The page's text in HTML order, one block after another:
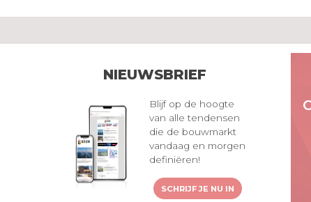
NIEUWSBRIEF
Blijf op de hoogte
van alle tendensen
die de bouwmarkt
vandaag en morgen
definiëren!
SCHRIJF JE NU IN